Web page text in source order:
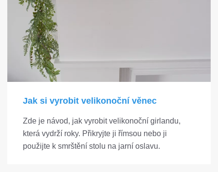
Jak si vyrobit velikonoční věnec
Zde je návod, jak vyrobit velikonoční girlandu,
která vydrží roky. Přikryjte ji římsou nebo ji
použijte k smrštění stolu na jarní oslavu.